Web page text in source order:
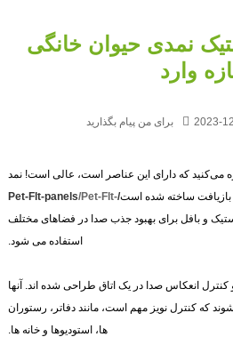
نمدی حیوان خانگی
وارد
2023- برای من پیام بگذارید
می‌کنید که دارای این عناصر است، عالی است! نمد
بازیافت ساخته شده است/Pet-Flt-panels
/Pet-Flt-
و بافل برای بهبود جذب صدا در فضاهای مختلف
استفاده می شود.
انعکاس صدا در یک اتاق طراحی شده اند. آنها
که کنترل نویز مهم است، مانند دفاتر، رستوران
ها، استودیوها و خانه ها.